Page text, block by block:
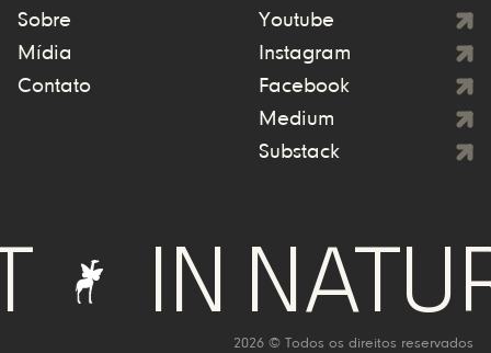
Sobre
Mídia
Contato
Youtube
Instagram
Facebook
Medium
Substack
NATURE
2026 © Todos os direitos reservados